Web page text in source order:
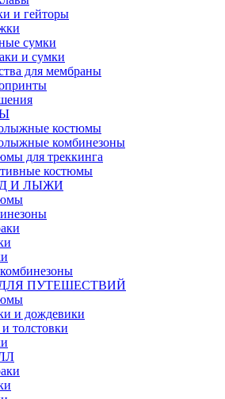
и гейторы
сумки
и сумки
для мембраны
костюмы
комбинезоны
для треккинга
костюмы
И ЛЫЖИ
ПУТЕШЕСТВИЙ
и дождевики
толстовки